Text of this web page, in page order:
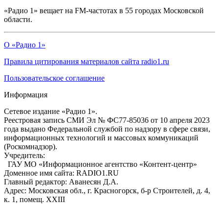
«Радио 1» вещает на FM-частотах в 55 городах Московской
области.
О «Радио 1»
Правила цитирования материалов сайта radio1.ru
Пользовательское соглашение
Информация
Сетевое издание «Радио 1».
Реестровая запись СМИ Эл № ФС77-85036 от 10 апреля 2023
года выдано Федеральной службой по надзору в сфере связи,
информационных технологий и массовых коммуникаций
(Роскомнадзор).
Учредитель:
ГАУ МО «Информационное агентство «Контент-центр»
Доменное имя сайта: RADIO1.RU
Главный редактор: Аванесян Д.А.
Адрес: Московская обл., г. Красногорск, б-р Строителей, д. 4,
к. 1, помещ. XXIII